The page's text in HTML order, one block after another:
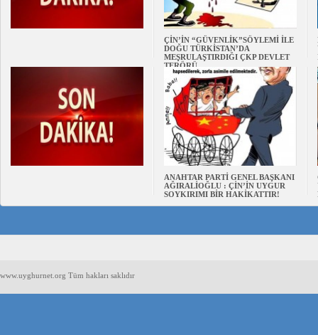
ÇİN’İN “GÜVENLİK”SÖYLEMİ İLE
DOĞU TÜRKİSTAN’DA
MEŞRULAŞTIRDIĞI ÇKP DEVLET
TERÖRÜ
ANAHTAR PARTİ GENEL BAŞKANI
AĞIRALİOĞLU : ÇİN’İN UYGUR
SOYKIRIMI BİR HAKİKATTIR!
www.uyghurnet.org Tüm hakları saklıdır